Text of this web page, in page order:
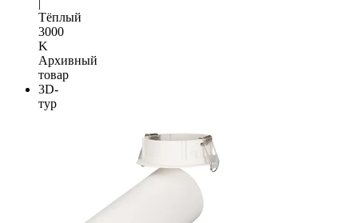
Тёплый
3000
K
Архивный
товар
3D-
тур